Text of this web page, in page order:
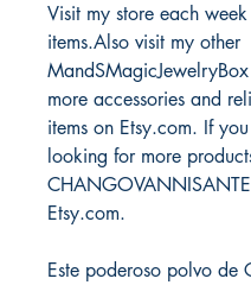
Visit my store each
items.Also visit my other
more accessories and
items on Etsy.com. If
looking for more
Etsy.com.
Este poderoso polvo de